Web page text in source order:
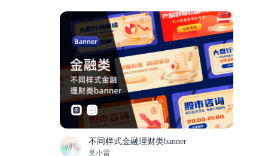
不同样式金融理财类banner
吴小雷